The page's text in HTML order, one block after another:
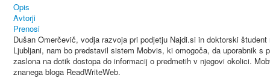
Opis
Avtorji
Prenosi
Dušan Omerčevič, vodja razvoja pri podjetju Najdi.si in doktorski
Ljubljani, nam bo predstavil sistem Mobvis, ki omogoča, da uporabnik s
zaslona na dotik dostopa do informacij o predmetih v njegovi okolici.
znanega bloga ReadWriteWeb.